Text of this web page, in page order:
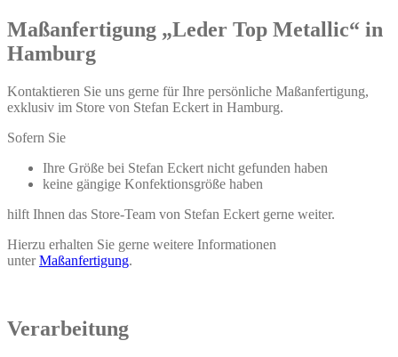
Maßanfertigung „Leder Top Metallic“ in
Hamburg
Kontaktieren Sie uns gerne für Ihre persönliche Maßanfertigung,
exklusiv im Store von Stefan Eckert in Hamburg.
Sofern Sie
Ihre Größe bei Stefan Eckert nicht gefunden haben
keine gängige Konfektionsgröße haben
hilft Ihnen das Store-Team von Stefan Eckert gerne weiter.
Hierzu erhalten Sie gerne weitere Informationen
unterMaßanfertigung.
Verarbeitung